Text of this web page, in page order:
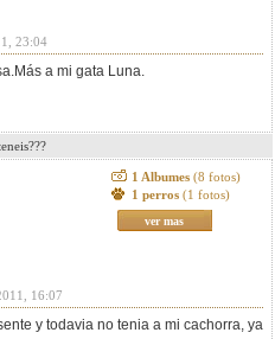
23:04
a mi gata Luna.
1 Albumes (8 fotos)
1 perros (1 fotos)
ver mas
16:07
y todavia no tenia a mi cachorra, ya